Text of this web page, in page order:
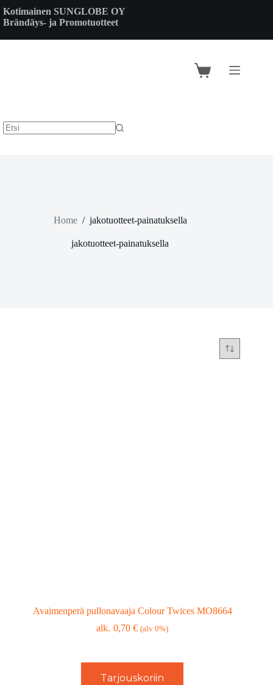
to
content
Kotimainen SUNGLOBE OY
Brändäys- ja Promotuotteet
Shopping
Home / jakotuotteet-painatuksella
jakotuotteet-painatuksella
Avaimenperä pullonavaaja Colour Twices MO8664
0,70€ (alv 0%)
Tarjouskoriin